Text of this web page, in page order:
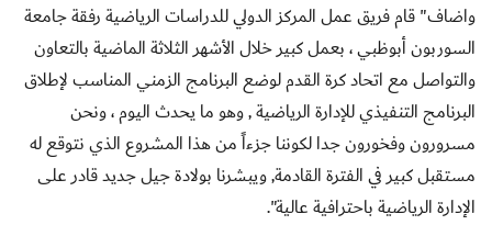
واضاف" قام فريق عملالمركز الدولي للدراسات الرياضيةرفقة جامعة
السوربون أبوظبي، بعمل كبير خلال الأشهر الثلاثة الماضية بالتعاون
والتواصل مع اتحاد كرة القدم لوضع البرنامج الزمني المناسب لإطلاق
البرنامج التنفيذي للإدارة الرياضية , وهو ما يحدث اليوم ، ونحن
مسرورون وفخورون جدا لكوننا جزءاً من هذا المشروع الذي نتوقع له
مستقبل كبير في الفترة القادمة, ويبشرنا بولادة جيل جديد قادر على
الإدارة الرياضية باحترافية عالية".